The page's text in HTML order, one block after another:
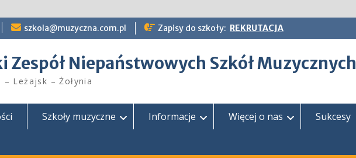
szkola@muzyczna.com.pl Zapisy do szkoły: REKRUTACJA
Zespół Niepaństwowych Szkół Muzycznych
– Leżajsk – Żołynia
Szkoły muzyczne Informacje Więcej o nas Sukcesy